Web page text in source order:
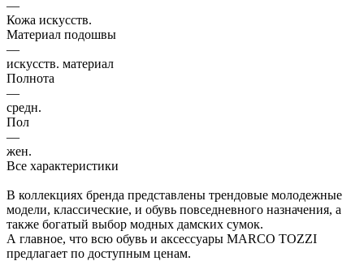
—
Кожа искусств.
Материал подошвы
—
искусств. материал
Полнота
—
средн.
Пол
—
жен.
Все характеристики
В коллекциях бренда представлены трендовые молодежные
модели, классические, и обувь повседневного назначения, а
также богатый выбор модных дамских сумок.
А главное, что всю обувь и аксессуары MARCO TOZZI
предлагает по доступным ценам.